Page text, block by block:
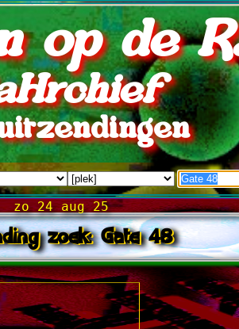
op de
zoek: Gate 48
zo 24 aug 25